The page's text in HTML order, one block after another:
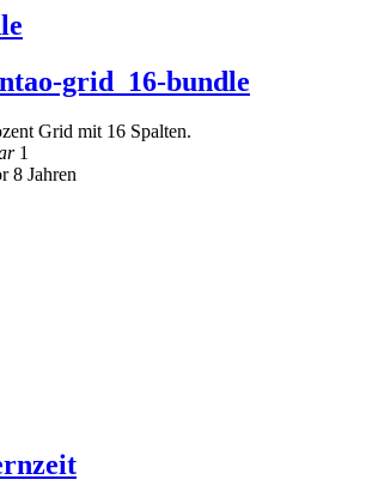
grid_16-bundle
Grid mit 16 Spalten.
1
8 Jahren